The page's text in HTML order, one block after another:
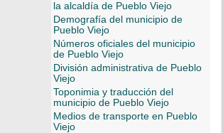
la alcaldía de Pueblo Viejo
Demografía del municipio de
Pueblo Viejo
Números oficiales del municipio
de Pueblo Viejo
División administrativa de Pueblo
Viejo
Toponimia y traducción del
municipio de Pueblo Viejo
Medios de transporte en Pueblo
Viejo